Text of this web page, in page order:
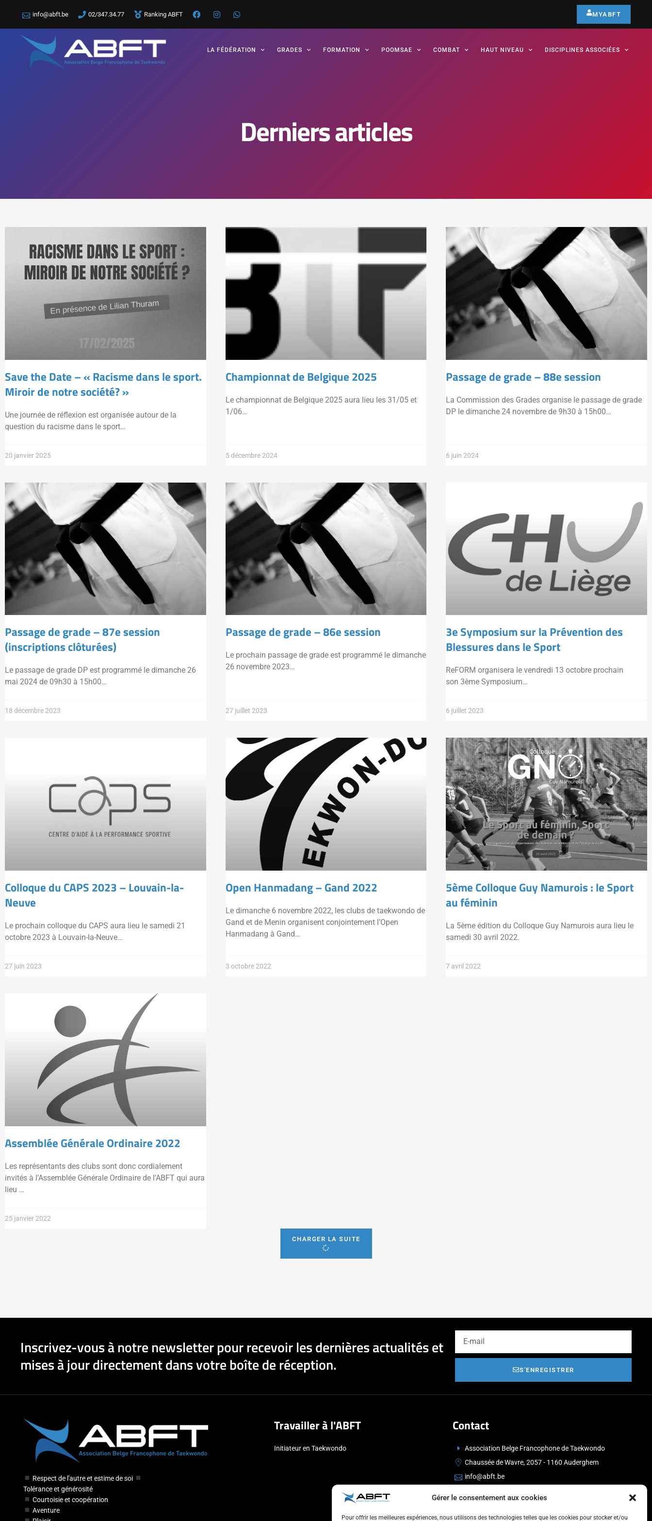
Gérer le consentement aux cookies
Pour offrir les meilleures expériences, nous utilisons des technologies telles que les cookies pour stocker et/ou
info@abft.be 02/347.34.77 Ranking ABFT MYABFT
LA FÉDÉRATION GRADES FORMATION POOMSAE COMBAT HAUT NIVEAU DISCIPLINES ASSOCIÉES
Derniers articles
Save the Date – « Racisme dans le sport.
Miroir de notre société? »
Une journée de réflexion est organisée autour de la
question du racisme dans le sport…
20 janvier 2025
Championnat de Belgique 2025
Le championnat de Belgique 2025 aura lieu les 31/05 et
1/06…
5 décembre 2024
Passage de grade – 88e session
La Commission des Grades organise le passage de grade
DP le dimanche 24 novembre de 9h30 à 15h00…
6 juin 2024
Passage de grade – 87e session
(inscriptions clôturées)
Le passage de grade DP est programmé le dimanche 26
mai 2024 de 09h30 à 15h00…
18 décembre 2023
Passage de grade – 86e session
Le prochain passage de grade est programmé le dimanche
26 novembre 2023…
27 juillet 2023
3e Symposium sur la Prévention des
Blessures dans le Sport
ReFORM organisera le vendredi 13 octobre prochain
son 3ème Symposium…
6 juillet 2023
Colloque du CAPS 2023 – Louvain-la-
Neuve
Le prochain colloque du CAPS aura lieu le samedi 21
octobre 2023 à Louvain-la-Neuve…
27 juin 2023
Open Hanmadang – Gand 2022
Le dimanche 6 novembre 2022, les clubs de taekwondo de
Gand et de Menin organisent conjointement l’Open
Hanmadang à Gand…
3 octobre 2022
5ème Colloque Guy Namurois : le Sport
au féminin
La 5ème édition du Colloque Guy Namurois aura lieu le
samedi 30 avril 2022.
7 avril 2022
Assemblée Générale Ordinaire 2022
Les représentants des clubs sont donc cordialement
invités à l’Assemblée Générale Ordinaire de l’ABFT qui aura
lieu …
25 janvier 2022
CHARGER LA SUITE
Inscrivez-vous à notre newsletter pour recevoir les dernières actualités et
mises à jour directement dans votre boîte de réception.
S'ENREGISTRER
Respect de l'autre et estime de soi
Tolérance et générosité
Courtoisie et coopération
Aventure
Travailler à l'ABFT
Initiateur en Taekwondo
Contact
Association Belge Francophone de Taekwondo
Chaussée de Wavre, 2057 - 1160 Auderghem
info@abft.be